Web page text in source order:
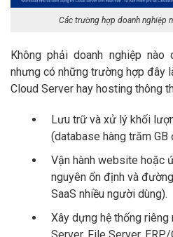
Các trường hợp doanh nghiệp
Không phải doanh nghiệp
nhưng có những trường hợp đây
Cloud Server hay hosting thông
Lưu trữ và xử lý khối
(database hàng trăm GB
Vận hành website hoặc
nguyên ổn định và
SaaS nhiều người dùng).
Xây dựng hệ thống riêng
Server, File Server, ERP/